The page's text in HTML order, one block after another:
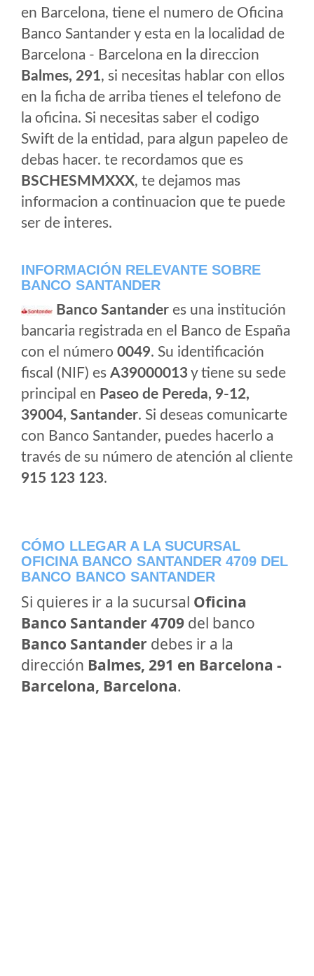
en Barcelona, tiene el numero de Oficina
Banco Santander y esta en la localidad de
Barcelona - Barcelona en la direccion
Balmes, 291, si necesitas hablar con ellos
en la ficha de arriba tienes el telefono de
la oficina. Si necesitas saber el codigo
Swift de la entidad, para algun papeleo de
debas hacer. te recordamos que es
BSCHESMMXXX, te dejamos mas
informacion a continuacion que te puede
ser de interes.
INFORMACIÓN RELEVANTE SOBRE
BANCO SANTANDER
Banco Santander es una institución
bancaria registrada en el Banco de España
con el número 0049. Su identificación
fiscal (NIF) es A39000013y tiene su sede
principal en Paseo de Pereda, 9-12,
39004, Santander. Si deseas comunicarte
con Banco Santander, puedes hacerlo a
través de su número de atención al cliente
915 123 123.
CÓMO LLEGAR A LA SUCURSAL
OFICINA BANCO SANTANDER 4709 DEL
BANCO BANCO SANTANDER
Si quieres ir a la sucursal Oficina
Banco Santander 4709 del banco
Banco Santander debes ir a la
dirección Balmes, 291 en Barcelona -
Barcelona, Barcelona.